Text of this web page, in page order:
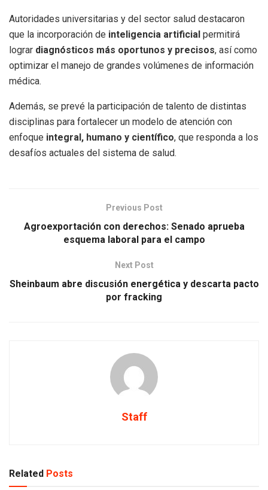
Autoridades universitarias y del sector salud destacaron
que la incorporación de inteligencia artificial permitirá
lograr diagnósticos más oportunos y precisos, así como
optimizar el manejo de grandes volúmenes de información
médica.
Además, se prevé la participación de talento de distintas
disciplinas para fortalecer un modelo de atención con
enfoque integral, humano y científico, que responda a los
desafíos actuales del sistema de salud.
Previous Post
Agroexportación con derechos: Senado aprueba
esquema laboral para el campo
Next Post
Sheinbaum abre discusión energética y descarta pacto
por fracking
Staff
Related Posts